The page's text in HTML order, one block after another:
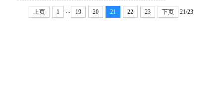
上页 1 ... 19 20 21 22 23 下页 21/23